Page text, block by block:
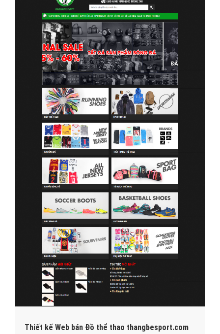
Thiết kế Web bán Đồ thể thao thangbesport.com